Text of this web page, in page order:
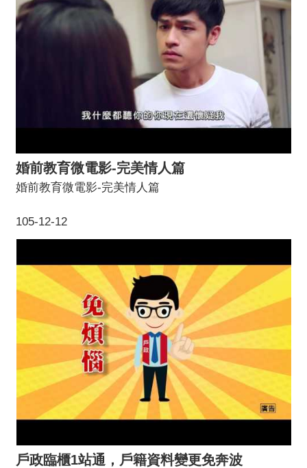
婚前教育微電影-完美情人篇
105-12-12
婚前教育微電影-完美情人篇
戶政臨櫃1站通，戶籍資料變更免奔波